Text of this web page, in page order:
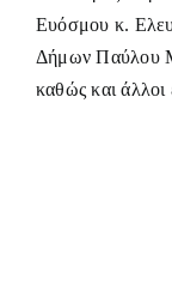
Ευόσμου κ.
Δήμων Παύλου
καθώς και άλλοι